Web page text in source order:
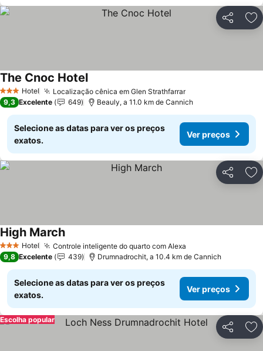
Partilhar
3 EstrelasHotel Localização cênica em Glen Strathfarrar
The Cnoc Hotel
9,3 Excelente 649 Beauly, a 11.0 km de Cannich
Selecione as datas para ver os preços
exatos.
Ver preços
Partilhar
3 EstrelasHotel Controle inteligente do quarto com Alexa
High March
9,8 Excelente 439 Drumnadrochit, a 10.4 km de Cannich
Selecione as datas para ver os preços
exatos.
Ver preços
Partilhar
Escolha popular